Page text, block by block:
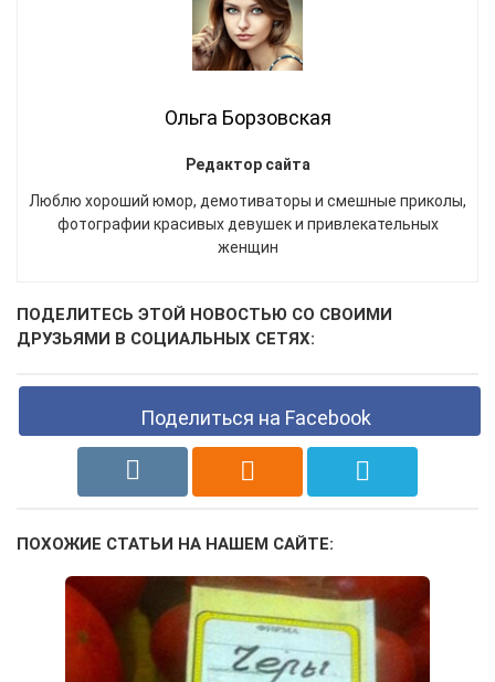
Ольга Борзовская
Редактор сайта
Люблю хороший юмор, демотиваторы и смешные приколы,
фотографии красивых девушек и привлекательных
женщин
ПОДЕЛИТЕСЬ ЭТОЙ НОВОСТЬЮ СО СВОИМИ
ДРУЗЬЯМИ В СОЦИАЛЬНЫХ СЕТЯХ:
Поделиться на Facebook
ПОХОЖИЕ СТАТЬИ НА НАШЕМ САЙТЕ: